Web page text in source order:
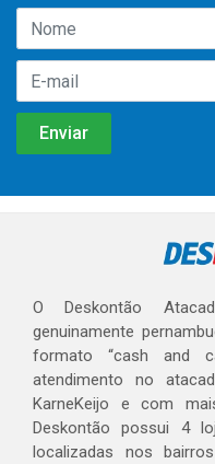
O Deskontão
genuinamente
formato “cash and
atendimento no
KarneKeijo e com
Deskontão possui 4
localizadas nos